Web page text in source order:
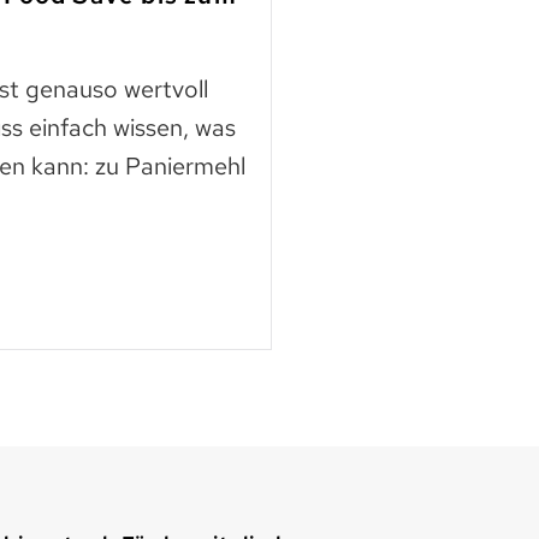
genauso wertvoll
einfach wissen, was
kann: zu Paniermehl